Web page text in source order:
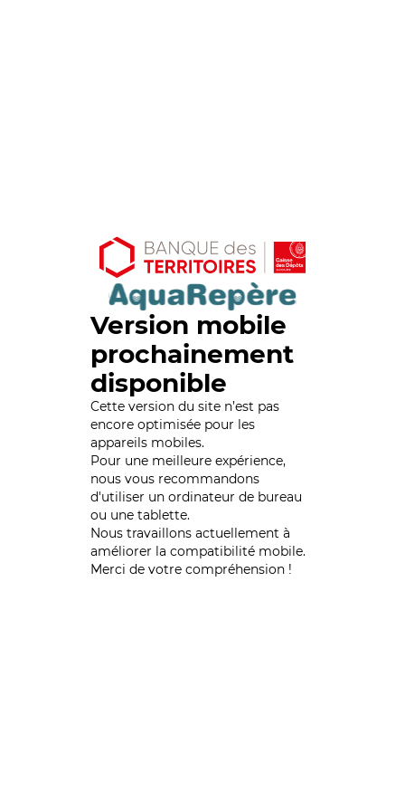
Version mobile
prochainement
disponible
Cette version du site n’est pas
encore optimisée pour les
appareils mobiles.
Pour une meilleure expérience,
nous vous recommandons
d'utiliser un ordinateur de bureau
ou une tablette.
Nous travaillons actuellement à
améliorer la compatibilité mobile.
Merci de votre compréhension !